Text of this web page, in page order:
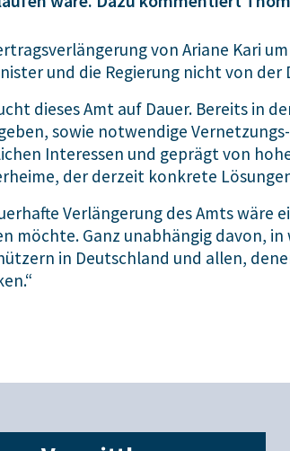
von Ariane Kari
und die Regierung nicht von
dieses Amt auf Dauer. Bereits in
sowie notwendige
Interessen und geprägt von
der derzeit konkrete
Verlängerung des Amts wäre
möchte. Ganz unabhängig davon,
in Deutschland und allen,